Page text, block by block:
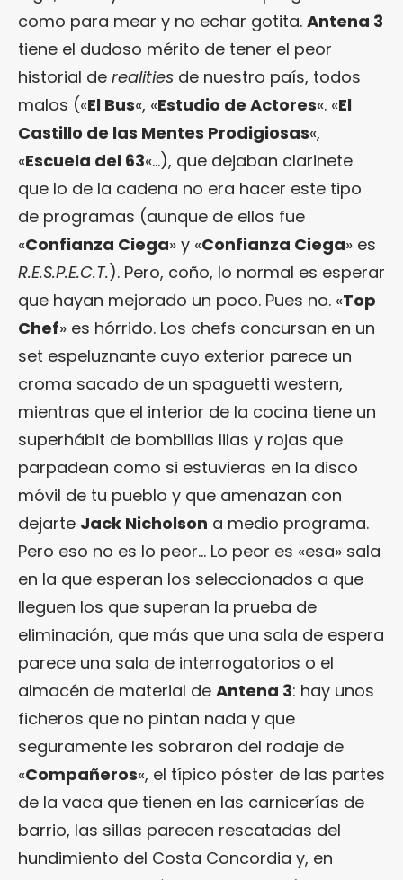
como para mear y no echar gotita. Antena 3
tiene el dudoso mérito de tener el peor
historial de realities de nuestro país, todos
malos («El Bus«, «Estudio de Actores«. «El
Castillo de las Mentes Prodigiosas«,
«Escuela del 63«…), que dejaban clarinete
que lo de la cadena no era hacer este tipo
de programas (aunque de ellos fue
«Confianza Ciega» y «Confianza Ciega» es
R.E.S.P.E.C.T.). Pero, coño, lo normal es esperar
que hayan mejorado un poco. Pues no. «Top
Chef» es hórrido. Los chefs concursan en un
set espeluznante cuyo exterior parece un
croma sacado de un spaguetti western,
mientras que el interior de la cocina tiene un
superhábit de bombillas lilas y rojas que
parpadean como si estuvieras en la disco
móvil de tu pueblo y que amenazan con
dejarte Jack Nicholson a medio programa.
Pero eso no es lo peor… Lo peor es «esa» sala
en la que esperan los seleccionados a que
lleguen los que superan la prueba de
eliminación, que más que una sala de espera
parece una sala de interrogatorios o el
almacén de material de Antena 3: hay unos
ficheros que no pintan nada y que
seguramente les sobraron del rodaje de
«Compañeros«, el típico póster de las partes
de la vaca que tienen en las carnicerías de
barrio, las sillas parecen rescatadas del
hundimiento del Costa Concordia y, en